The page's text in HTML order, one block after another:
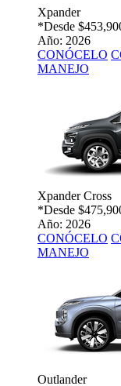
Xpander
*Desde
Año: 2026
CONÓCELO
MANEJO
Xpander Cross
*Desde
Año: 2026
CONÓCELO
MANEJO
Outlander